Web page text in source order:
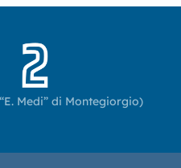
Medi” di Montegiorgio)